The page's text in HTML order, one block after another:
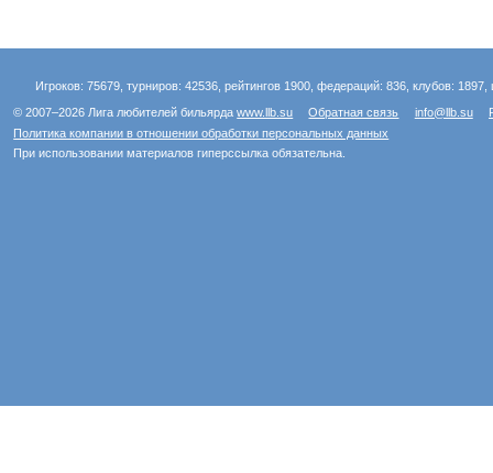
Игроков: 75679, турниров: 42536, рейтингов 1900, федераций: 836, клубов:
© 2007–2026 Лига любителей бильярдаwww.llb.su Обратная связь info@llb.su
Политика компании в отношении обработки персональных данных
При использовании материалов гиперссылка обязательна.